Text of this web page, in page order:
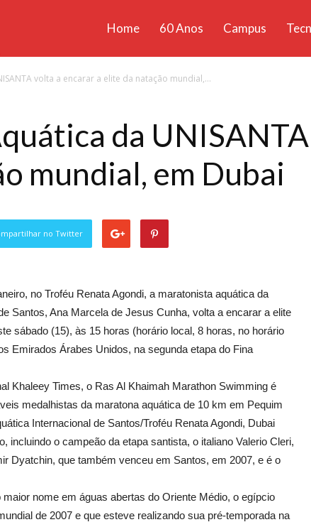
Unisanta
Home 60 Anos Campus
volta a encarar a elite da natação mundial,...
da
mundial, em Dubai
no Twitter
no Troféu Renata Agondi, a maratonista aquática da
Santos, Ana Marcela de Jesus Cunha, volta a encarar a elite
sábado (15), às 15 horas (horário local, 8 horas, no horário
Emirados Árabes Unidos, na segunda etapa do Fina
Khaleey Times, o Ras Al Khaimah Marathon Swimming é
medalhistas da maratona aquática de 10 km em Pequim
Internacional de Santos/Troféu Renata Agondi, Dubai
incluindo o campeão da etapa santista, o italiano Valerio Cleri,
Dyatchin, que também venceu em Santos, em 2007, e é o
nome em águas abertas do Oriente Médio, o egípcio
de 2007 e que esteve realizando sua pré-temporada na